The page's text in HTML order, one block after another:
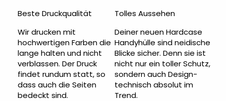
Beste Druckqualität
Wir drucken mit
hochwertigen Farben die
lange halten und nicht
verblassen. Der Druck
findet rundum statt, so
dass auch die Seiten
bedeckt sind.
Tolles Aussehen
Deiner neuen Hardcase
Handyhülle sind neidische
Blicke sicher. Denn sie ist
nicht nur ein toller Schutz,
sondern auch Design-
technisch absolut im
Trend.